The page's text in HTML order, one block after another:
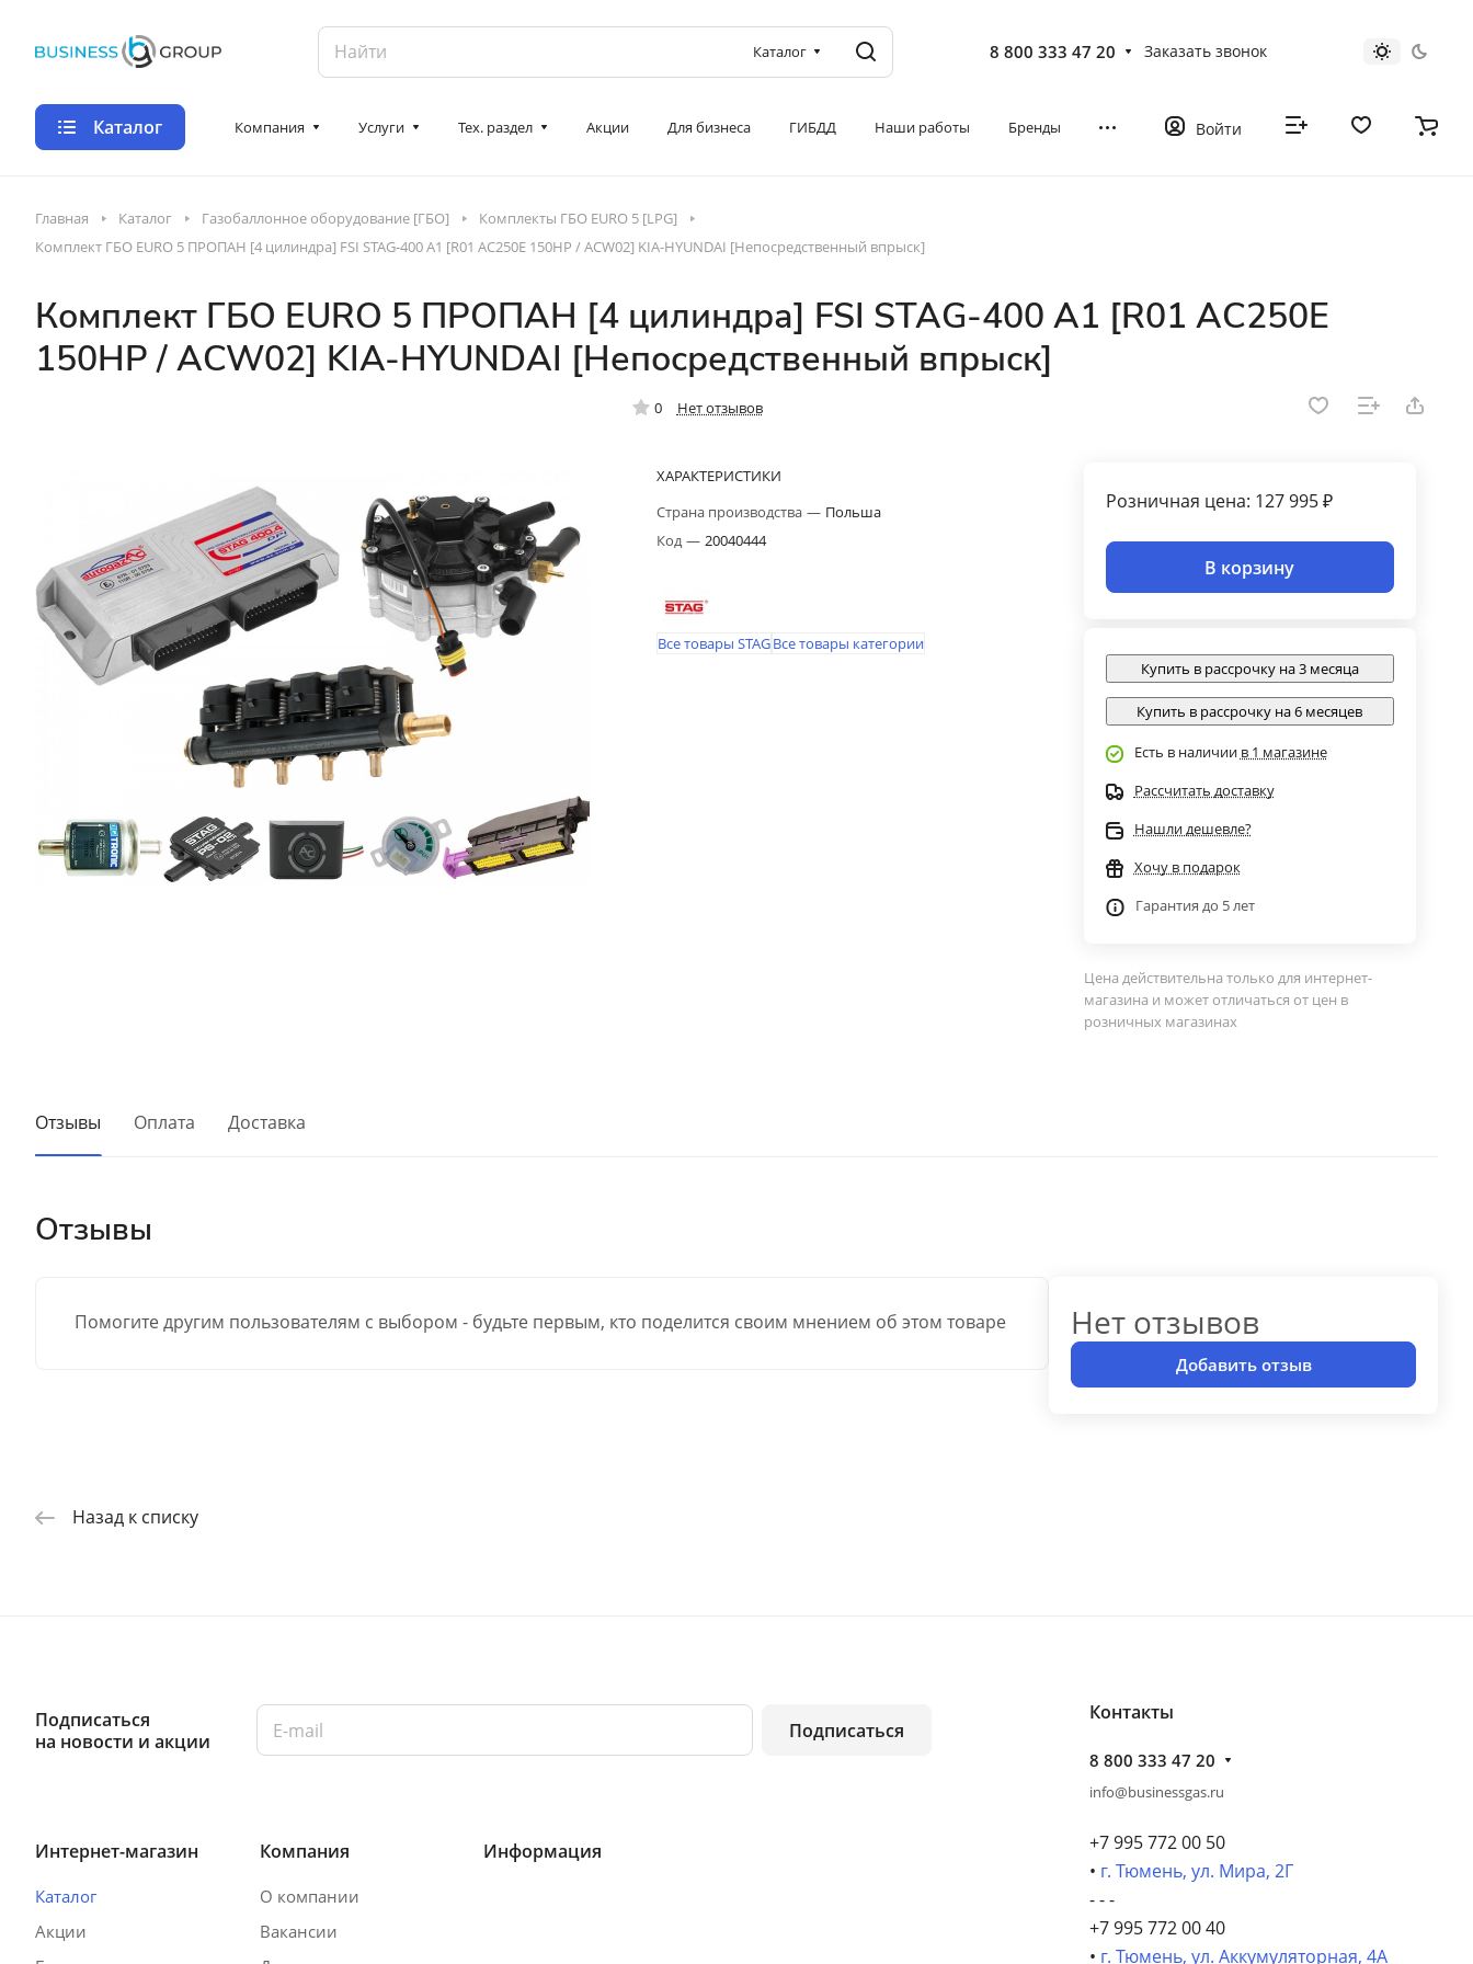
Каталог 8 800 333 47 20 Заказать звонок
Каталог Компания Услуги Тех. раздел Акции Для бизнеса ГИБДД Наши работы Бренды Войти
Главная Каталог Газобаллонное оборудование [ГБО]
Комплекты ГБО EURO 5 [LPG]
Комплект ГБО EURO 5 ПРОПАН [4 цилиндра] FSI STAG-400 A1 [R01 AC250E 150HP / ACW02] KIA-HYUNDAI [Непосредственный впрыск]
Комплект ГБО EURO 5 ПРОПАН [4 цилиндра] FSI STAG-400 A1 [R01 AC250E
150HP / ACW02] KIA-HYUNDAI [Непосредственный впрыск]
0 Нет отзывов
ХАРАКТЕРИСТИКИ
Страна производства — Польша
Код— 20040444
Все товары STAGВсе товары категории
Розничная цена: 127 995 ₽
В корзину
Купить в рассрочку на 3 месяца
Купить в рассрочку на 6 месяцев
Есть в наличии в 1 магазине
Рассчитать доставку
Нашли дешевле?
Хочу в подарок
Гарантия до 5 лет
Цена действительна только для интернет-
магазина и может отличаться от цен в
розничных магазинах
Отзывы Оплата Доставка
Отзывы
Помогите другим пользователям с выбором - будьте первым, кто поделится своим мнением об этом товаре Нет отзывов
Добавить отзыв
Назад к списку
Подписаться
на новости и акции
Подписаться
Интернет-магазин
Каталог
Акции
Компания
О компании
Вакансии
Информация
Контакты
8 800 333 47 20
info@businessgas.ru
+7 995 772 00 50
• г. Тюмень, ул. Мира, 2Г
- - -
+7 995 772 00 40
• г. Тюмень, ул. Аккумуляторная, 4А